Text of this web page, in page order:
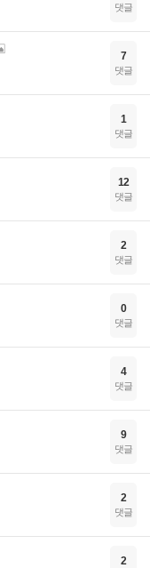
댓글
7
댓글
1
댓글
12
댓글
2
댓글
0
댓글
4
댓글
9
댓글
2
댓글
2